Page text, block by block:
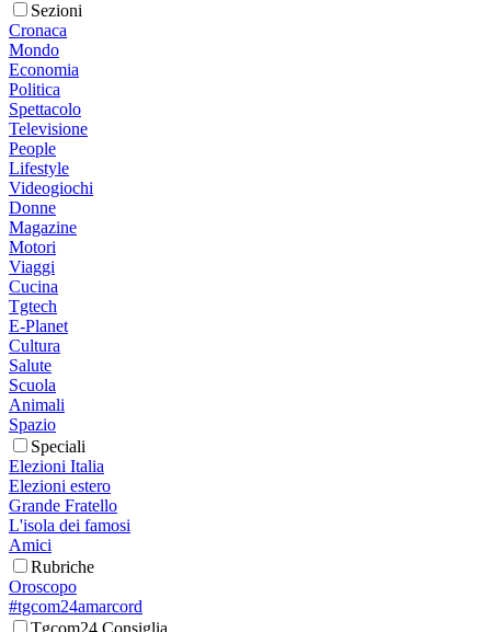
Sezioni
Cronaca
Mondo
Economia
Politica
Spettacolo
Televisione
People
Lifestyle
Videogiochi
Donne
Magazine
Motori
Viaggi
Cucina
Tgtech
E-Planet
Cultura
Salute
Scuola
Animali
Spazio
Speciali
Elezioni Italia
Elezioni estero
Grande Fratello
L'isola dei famosi
Amici
Rubriche
Oroscopo
#tgcom24amarcord